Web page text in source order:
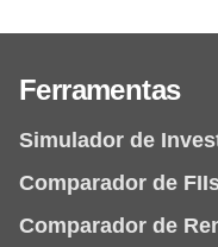
Ferramentas
Simulador de
Comparador de
Comparador de